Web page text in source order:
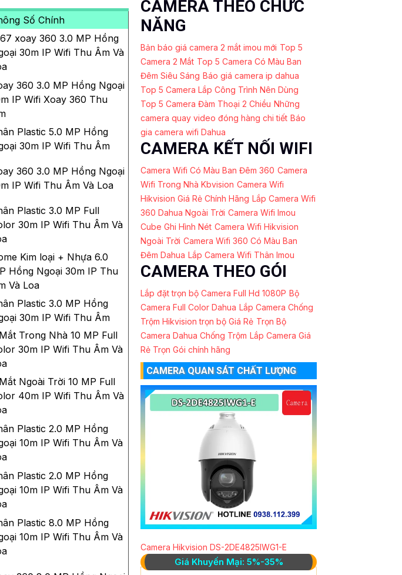
Số Chính
xoay 360 3.0 MP Hồng
30m IP Wifi Thu Âm Và
360 3.0 MP Hồng Ngoại
IP Wifi Xoay 360 Thu
Plastic 5.0 MP Hồng
30m IP Wifi Thu Âm
360 3.0 MP Hồng Ngoại
IP Wifi Thu Âm Và Loa
Plastic 3.0 MP Full
30m IP Wifi Thu Âm Và
Kim loại + Nhựa 6.0
Hồng Ngoại 30m IP Thu
Và Loa
Plastic 3.0 MP Hồng
30m IP Wifi Thu Âm
Trong Nhà 10 MP Full
30m IP Wifi Thu Âm Và
Ngoài Trời 10 MP Full
40m IP Wifi Thu Âm Và
Plastic 2.0 MP Hồng
10m IP Wifi Thu Âm Và
Plastic 2.0 MP Hồng
10m IP Wifi Thu Âm Và
Plastic 8.0 MP Hồng
10m IP Wifi Thu Âm Và
CAMERA THEO CHỨC
NĂNG
Bản báo giá camera 2 mắt imou mới Top 5
Camera 2 Mắt Top 5 Camera Có Màu Ban
Đêm Siêu Sáng Báo giá camera ip dahua
Top 5 Camera Lắp Công Trình Nên Dùng
Top 5 Camera Đàm Thoại 2 Chiều Những
camera quay video đóng hàng chi tiết Báo
gia camera wifi Dahua
CAMERA KẾT NỐI WIFI
Camera Wifi Có Màu Ban Đêm 360 Camera
Wifi Trong Nhà Kbvision Camera Wifi
Hikvision Giá Rẻ Chính Hãng Lắp Camera Wifi
360 Dahua Ngoài Trời Camera Wifi Imou
Cube Ghi Hình Nét Camera Wifi Hikvision
Ngoài Trời Camera Wifi 360 Có Màu Ban
Đêm Dahua Lắp Camera Wifi Thân Imou
CAMERA THEO GÓI
Lắp đặt trọn bộ Camera Full Hd 1080P Bộ
Camera Full Color Dahua Lắp Camera Chống
Trộm Hikvision trọn bộ Giá Rẻ Trọn Bộ
Camera Dahua Chống Trộm Lắp Camera Giá
Rẻ Trọn Gói chính hãng
CAMERA QUAN SÁT CHẤT LƯỢNG
Camera Hikvision DS-2DE4825IWG1-E
Giá Khuyến Mại: 5%-35%